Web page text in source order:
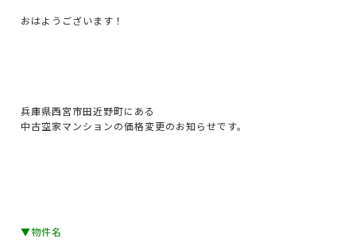
おはようございます！
兵庫県西宮市田近野町にある
中古空家マンションの価格変更のお知らせです。
▼物件名